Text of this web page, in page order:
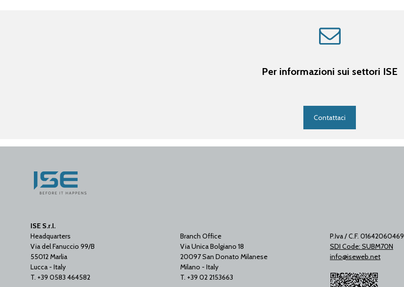
Per informazioni sui settori ISE
Contattaci
ISE S.r.l.
Headquarters
Via del Fanuccio 99/B
55012 Marlia
Lucca - Italy
T. +39 0583 464582
Branch Office
Via Unica Bolgiano 18
20097 San Donato Milanese
Milano - Italy
T. +39 02 2153663
P.Iva / C.F. 01642060469
SDI Code: SUBM70N
info@iseweb.net